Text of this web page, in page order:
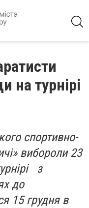
на турнірі
спортивно-
вибороли 23
з
до
15 грудня в